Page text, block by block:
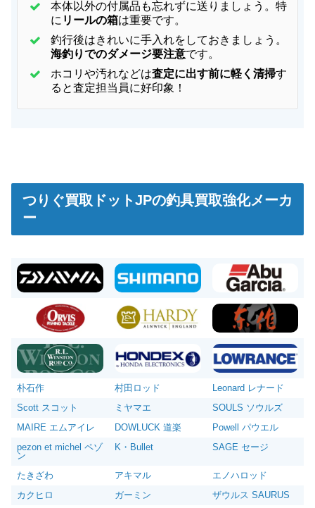
本体以外の付属品も忘れずに送りましょう。特
に リールの箱は重要です。
釣行後はきれいに手入れをしておきましょう。
海釣りでのダメージ要注意です。
ホコリや汚れなどは査定に出す前に軽く清掃す
ると査定担当員に好印象！
つりぐ買取ドットJPの釣具買取強化メーカ
ー
朴石作 村田ロッド
Leonard レナード
Scott スコット
ミヤマエ
SOULS ソウルズ
MAIRE エムアイレ
DOWLUCK 道楽
Powell パウエル
pezon et michel ペゾ
ン
K・Bullet SAGE セージ
たきざわ アキマル
エノハロッド
カクヒロ
ガーミン
ザウルス SAURUS